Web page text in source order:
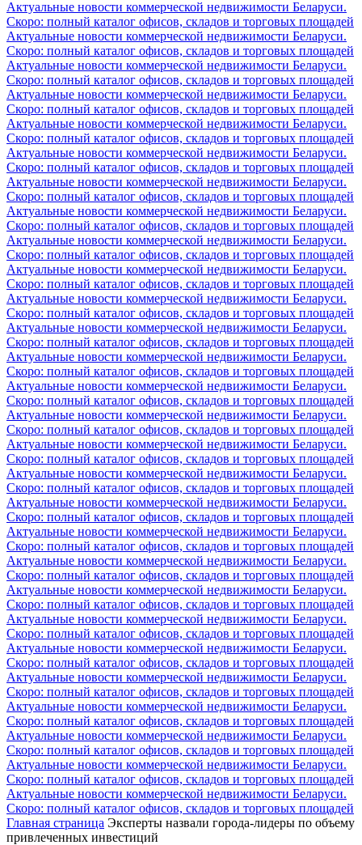
Актуальные новости коммерческой недвижимости Беларуси.
Скоро: полный каталог офисов, складов и торговых площадей
Актуальные новости коммерческой недвижимости Беларуси.
Скоро: полный каталог офисов, складов и торговых площадей
Актуальные новости коммерческой недвижимости Беларуси.
Скоро: полный каталог офисов, складов и торговых площадей
Актуальные новости коммерческой недвижимости Беларуси.
Скоро: полный каталог офисов, складов и торговых площадей
Актуальные новости коммерческой недвижимости Беларуси.
Скоро: полный каталог офисов, складов и торговых площадей
Актуальные новости коммерческой недвижимости Беларуси.
Скоро: полный каталог офисов, складов и торговых площадей
Актуальные новости коммерческой недвижимости Беларуси.
Скоро: полный каталог офисов, складов и торговых площадей
Актуальные новости коммерческой недвижимости Беларуси.
Скоро: полный каталог офисов, складов и торговых площадей
Актуальные новости коммерческой недвижимости Беларуси.
Скоро: полный каталог офисов, складов и торговых площадей
Актуальные новости коммерческой недвижимости Беларуси.
Скоро: полный каталог офисов, складов и торговых площадей
Актуальные новости коммерческой недвижимости Беларуси.
Скоро: полный каталог офисов, складов и торговых площадей
Актуальные новости коммерческой недвижимости Беларуси.
Скоро: полный каталог офисов, складов и торговых площадей
Актуальные новости коммерческой недвижимости Беларуси.
Скоро: полный каталог офисов, складов и торговых площадей
Актуальные новости коммерческой недвижимости Беларуси.
Скоро: полный каталог офисов, складов и торговых площадей
Актуальные новости коммерческой недвижимости Беларуси.
Скоро: полный каталог офисов, складов и торговых площадей
Актуальные новости коммерческой недвижимости Беларуси.
Скоро: полный каталог офисов, складов и торговых площадей
Актуальные новости коммерческой недвижимости Беларуси.
Скоро: полный каталог офисов, складов и торговых площадей
Актуальные новости коммерческой недвижимости Беларуси.
Скоро: полный каталог офисов, складов и торговых площадей
Актуальные новости коммерческой недвижимости Беларуси.
Скоро: полный каталог офисов, складов и торговых площадей
Актуальные новости коммерческой недвижимости Беларуси.
Скоро: полный каталог офисов, складов и торговых площадей
Актуальные новости коммерческой недвижимости Беларуси.
Скоро: полный каталог офисов, складов и торговых площадей
Актуальные новости коммерческой недвижимости Беларуси.
Скоро: полный каталог офисов, складов и торговых площадей
Актуальные новости коммерческой недвижимости Беларуси.
Скоро: полный каталог офисов, складов и торговых площадей
Актуальные новости коммерческой недвижимости Беларуси.
Скоро: полный каталог офисов, складов и торговых площадей
Актуальные новости коммерческой недвижимости Беларуси.
Скоро: полный каталог офисов, складов и торговых площадей
Актуальные новости коммерческой недвижимости Беларуси.
Скоро: полный каталог офисов, складов и торговых площадей
Актуальные новости коммерческой недвижимости Беларуси.
Скоро: полный каталог офисов, складов и торговых площадей
Актуальные новости коммерческой недвижимости Беларуси.
Скоро: полный каталог офисов, складов и торговых площадей
Главная страница Эксперты назвали города-лидеры по объему
привлеченных инвестиций